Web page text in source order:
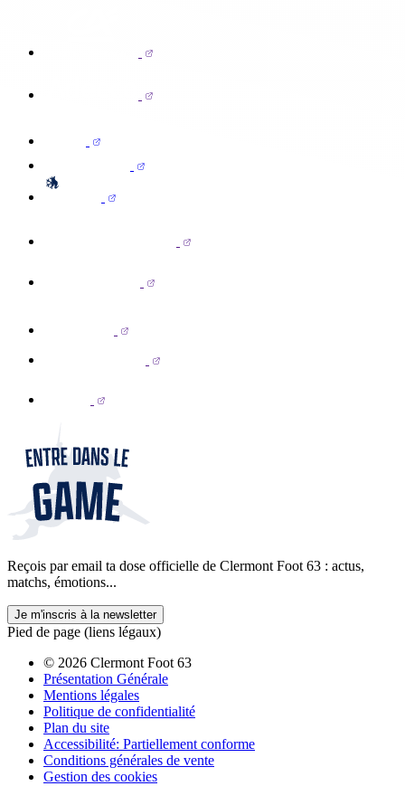
Reçois par email ta dose officielle de Clermont Foot 63 : actus,
matchs, émotions...
Je m'inscris à la newsletter
Pied de page (liens légaux)
© 2026 Clermont Foot 63
Présentation Générale
Mentions légales
Politique de confidentialité
Plan du site
Accessibilité: Partiellement conforme
Conditions générales de vente
Gestion des cookies